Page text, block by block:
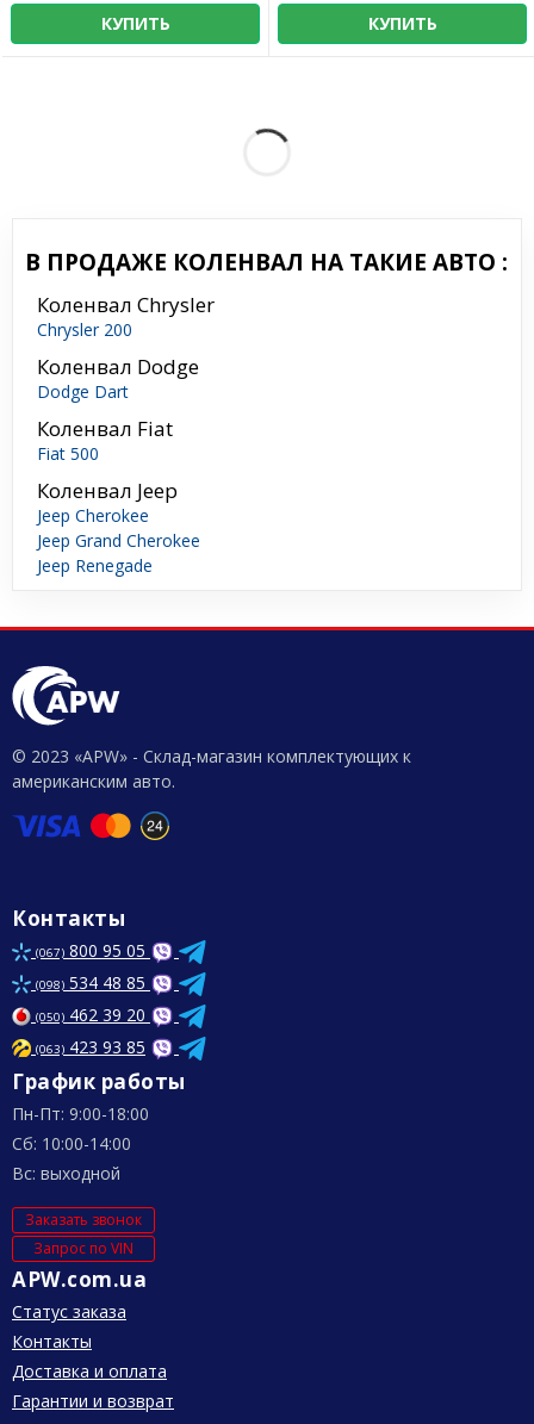
КУПИТЬ КУПИТЬ
В ПРОДАЖЕ КОЛЕНВАЛ НА ТАКИЕ АВТО :
Коленвал Chrysler
Chrysler 200
Коленвал Dodge
Dodge Dart
Коленвал Fiat
Fiat 500
Коленвал Jeep
Jeep Cherokee
Jeep Grand Cherokee
Jeep Renegade
© 2023 «APW» - Склад-магазин комплектующих к
американским авто.
Контакты
(067) 800 95 05
(098) 534 48 85
(050) 462 39 20
(063) 423 93 85
График работы
Пн-Пт: 9:00-18:00
Сб: 10:00-14:00
Вс: выходной
Заказать звонок
Запрос по VIN
APW.com.ua
Статус заказа
Контакты
Доставка и оплата
Гарантии и возврат